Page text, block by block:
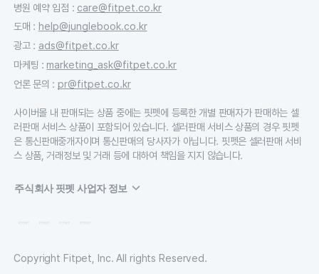
병원 예약 입점 : care@fitpet.co.kr
도매 : help@junglebook.co.kr
광고: ads@fitpet.co.kr
마케팅 : marketing_ask@fitpet.co.kr
언론 문의 : pr@fitpet.co.kr
사이버몰 내 판매되는 상품 중에는 핏펫에 등록한 개별 판매자가 판매하는 셀
러판매 서비스 상품이 포함되어 있습니다. 셀러판매 서비스 상품의 경우 핏펫
은 통신판매중개자이며 통신판매의 당사자가 아닙니다. 핏펫은 셀러판매 서비
스 상품, 거래정보 및 거래 등에 대하여 책임을 지지 않습니다.
주식회사 핏펫 사업자 정보
Copyright Fitpet, Inc. All rights Reserved.